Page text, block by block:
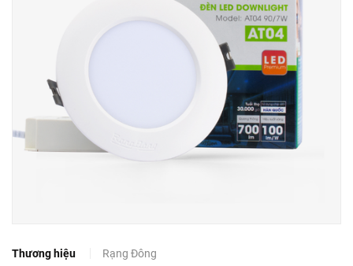
Thương hiệu
Rạng Đông